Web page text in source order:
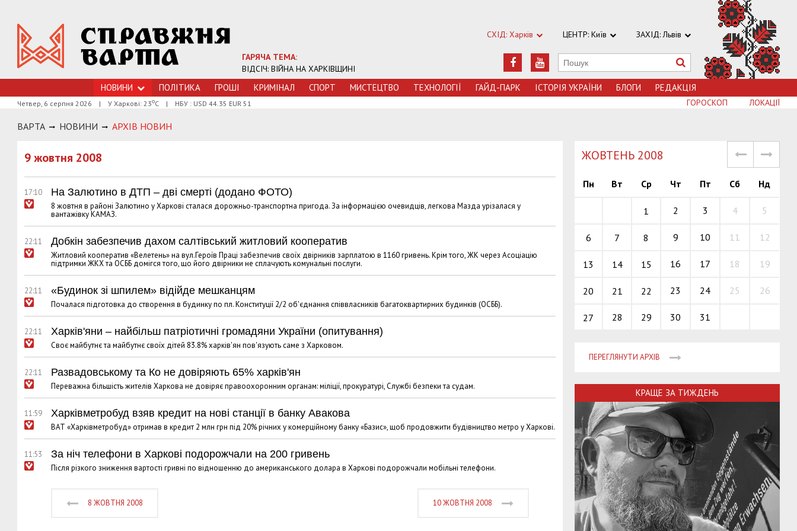
ГАРЯЧА ТЕМА:
ВІДСІЧ: ВІЙНА НА ХАРКІВЩИНІ
СХІД: Харків ЦЕНТР: Київ ЗАХІД: Львів
НОВИНИ ПОЛІТИКА ГРОШI КРИМIНАЛ СПОРТ МИСТЕЦТВО ТЕХНОЛОГIЇ ГАЙД-ПАРК ІСТОРІЯ УКРАЇНИ БЛОГИ РЕДАКЦІЯ
Четвер, 6 серпня 2026 | У Харкові: 23оС | НБУ : USD 44.35 EUR 51 ЛОКАЦІЇ
ГОРОСКОП
ВАРТА НОВИНИ АРХIВ НОВИН
9 жовтня 2008
17:10 На Залютино в ДТП – дві смерті (додано ФОТО)
8 жовтня в районі Залютино у Харкові сталася дорожньо-транспортна пригода. За інформацією очевидців, легкова Мазда урізалася у
вантажівку КАМАЗ.
22:11 Добкін забезпечив дахом салтівський житловий кооператив
Житловий кооператив «Велетень» на вул.Героїв Праці забезпечив своїх двірників зарплатою в 1160 гривень. Крім того, ЖК через Асоціацію
підтримки ЖКХ та ОСББ домігся того, що його двірники не сплачують комунальні послуги.
22:11 «Будинок зі шпилем» відійде мешканцям
Почалася підготовка до створення в будинку по пл. Конституції 2/2 об'єднання співвласників багатоквартирних будинків (ОСББ).
22:11 Харків'яни – найбільш патріотичні громадяни України (опитування)
Своє майбутнє та майбутнє своїх дітей 83.8% харків'ян пов'язують саме з Харковом.
22:11 Развадовському та Ко не довіряють 65% харків'ян
Переважна більшість жителів Харкова не довіряє правоохоронним органам: міліції, прокуратурі, Службі безпеки та судам.
11:59 Харківметробуд взяв кредит на нові станції в банку Авакова
ВАТ «Харківметробуд» отримав в кредит 2 млн грн під 20% річних у комерційному банку «Базис», щоб продовжити будівництво метро у Харкові.
11:53 За ніч телефони в Харкові подорожчали на 200 гривень
Після різкого зниження вартості гривні по відношенню до американського долара в Харкові подорожчали мобільні телефони.
8 ЖОВТНЯ 2008 10 ЖОВТНЯ 2008
ЖОВТЕНЬ 2008
Пн Вт Ср Чт Пт Сб Нд
1 2 3 4 5
6 7 8 9 10 11 12
13 14 15 16 17 18 19
20 21 22 23 24 25 26
27 28 29 30 31
ПЕРЕГЛЯНУТИ АРХІВ
КРАЩЕ ЗА ТИЖДЕНЬ